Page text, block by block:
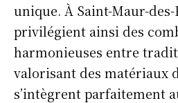
unique. À Saint-Maur-
privilégient ainsi des
harmonieuses entre
valorisant des matériaux
s’intègrent parfaitement